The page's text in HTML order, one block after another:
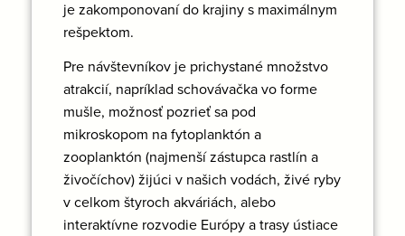
je zakomponovaní do krajiny s maximálnym
rešpektom.
Pre návštevníkov je prichystané množstvo
atrakcií, napríklad schovávačka vo forme
mušle, možnosť pozrieť sa pod
mikroskopom na fytoplanktón a
zooplanktón (najmenší zástupca rastlín a
živočíchov) žijúci v našich vodách, živé ryby
v celkom štyroch akváriách, alebo
interaktívne rozvodie Európy a trasy ústiace